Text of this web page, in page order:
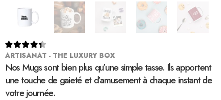

ARTISANAT - THE LUXURY BOX
Nos Mugs sont bien plus qu’une simple tasse. Ils apportent
une touche de gaieté et d’amusement à chaque instant de
votre journée.